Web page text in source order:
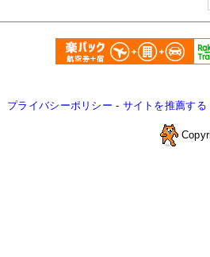
プライバシーポリシー - サイトを推薦する